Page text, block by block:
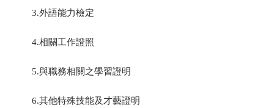
3.外語能力檢定
4.相關工作證照
5.與職務相關之學習證明
6.其他特殊技能及才藝證明